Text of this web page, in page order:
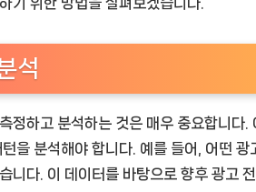
석
정하고 분석하는 것은 매우 중요합니다.
을 분석해야 합니다. 예를 들어, 어떤
니다. 이 데이터를 바탕으로 향후 광고